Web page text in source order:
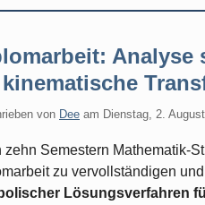
Analyse
von Dee am Dienstag, 2.
zehn Semestern Mathematik-
zu vervollständigen
Lösungsverfahren